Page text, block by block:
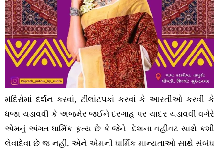
મંદિરોમાં દર્શન કરવાં, ટીલાંટપકાં કરવાં કે આરતીઓ કરવી કે
ધજા ચડાવવી કે અજમેર જઈને દરગાહ પર ચાદર ચડાવવી વગેરે
એમનું અંગત ધાર્મિક કૃત્ય છે કે જેને દેશના વહીવટ સાથે કશી
લેવાદેવા છે જ નહીં. એને એમની ધાર્મિક માન્યતાઓ સાથે સંબંધ